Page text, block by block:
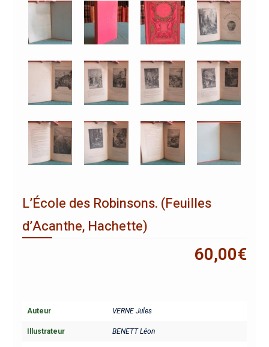
L’École des Robinsons. (Feuilles
d’Acanthe, Hachette)
60,00€
Auteur VERNE Jules
Illustrateur BENETT Léon